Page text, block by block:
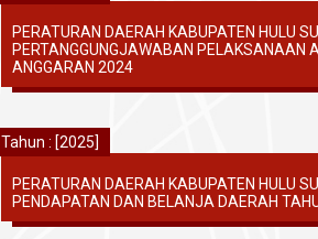
PERATURAN DAERAH KABUPATEN HULU
PERTANGGUNGJAWABAN PELAKSANAAN
ANGGARAN 2024
Tahun : [2025]
PERATURAN DAERAH KABUPATEN HULU
PENDAPATAN DAN BELANJA DAERAH